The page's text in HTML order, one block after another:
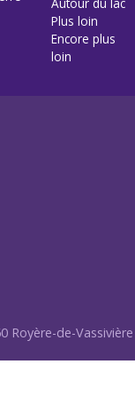
Plus loin
Encore plus
loin
Royère-de-Vassivière